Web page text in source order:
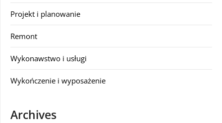
Projekt i planowanie
Remont
Wykonawstwo i usługi
Wykończenie i wyposażenie
Archives